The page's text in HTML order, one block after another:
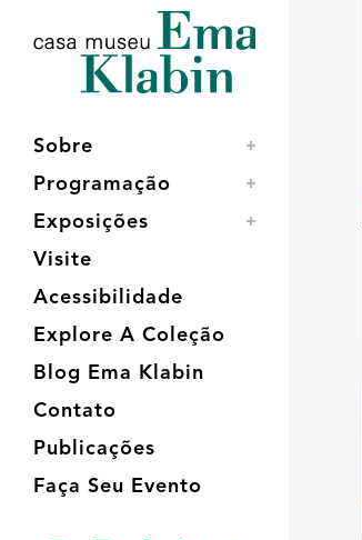
conteúdo
navegação
Sobre
Programação
Exposições
Visite
Acessibilidade
Explore A Coleção
Blog Ema Klabin
Contato
Publicações
Faça Seu Evento